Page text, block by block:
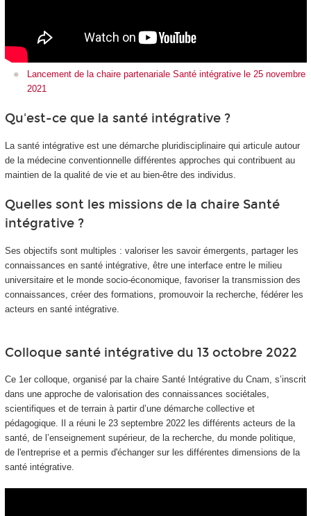
Lancement de la chaire partenariale Santé intégrative le 25 novembre
2021
Qu'est-ce que la santé intégrative ?
La santé intégrative est une démarche pluridisciplinaire qui articule autour
de la médecine conventionnelle différentes approches qui contribuent au
maintien de la qualité de vie et au bien-être des individus.
Quelles sont les missions de la chaire Santé
intégrative ?
Ses objectifs sont multiples : valoriser les savoir émergents, partager les
connaissances en santé intégrative, être une interface entre le milieu
universitaire et le monde socio-économique, favoriser la transmission des
connaissances, créer des formations, promouvoir la recherche, fédérer les
acteurs en santé intégrative.
Colloque santé intégrative du 13 octobre 2022
Ce 1er colloque, organisé par la chaire Santé Intégrative du Cnam, s’inscrit
dans une approche de valorisation des connaissances sociétales,
scientifiques et de terrain à partir d’une démarche collective et
pédagogique. Il a réuni le 23 septembre 2022 les différents acteurs de la
santé, de l’enseignement supérieur, de la recherche, du monde politique,
de l'entreprise et a permis d'échanger sur les différentes dimensions de la
santé intégrative.